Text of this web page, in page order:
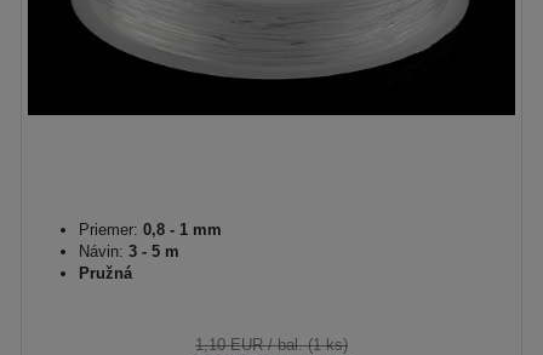
Priemer: 0,8 - 1 mm
Návin: 3 - 5 m
Pružná
1,10 EUR/ bal. (1 ks)